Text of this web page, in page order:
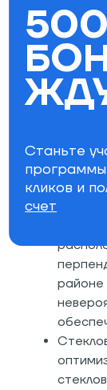
в
Core:
районе
Станьте
программы
кликов и
счет